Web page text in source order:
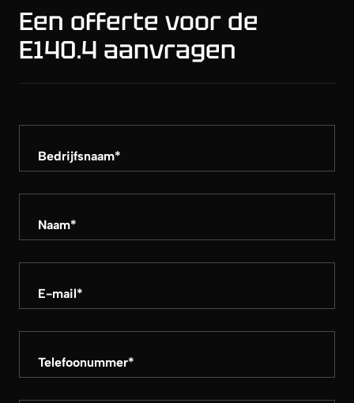
Een offerte voor de
E140.4 aanvragen
Bedrijfsnaam*
Naam*
E-mail*
Telefoonummer*